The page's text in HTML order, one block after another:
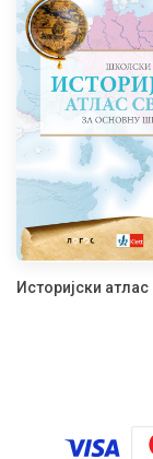
Историјски атлас